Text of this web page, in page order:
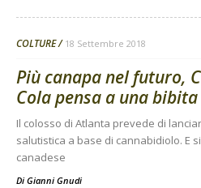
COLTURE 18 Settembre 2018
Più canapa nel futuro,
Cola pensa a una
Il colosso di Atlanta prevede di
salutistica a base di cannabidiolo. E
canadese
Di Gianni Gnudi